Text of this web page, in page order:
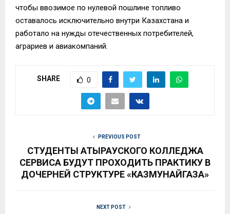
чтобы ввозимое по нулевой пошлине топливо
оставалось исключительно внутри Казахстана и
работало на нужды отечественных потребителей,
аграриев и авиакомпаний.
SHARE 0
PREVIOUS POST
СТУДЕНТЫ АТЫРАУСКОГО КОЛЛЕДЖА
СЕРВИСА БУДУТ ПРОХОДИТЬ ПРАКТИКУ В
ДОЧЕРНЕЙ СТРУКТУРЕ «КАЗМУНАЙГАЗА»
NEXT POST